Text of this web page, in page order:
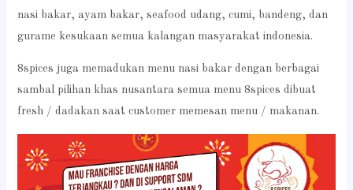
nasi bakar, ayam bakar, seafood udang, cumi, bandeng, dan
gurame kesukaan semua kalangan masyarakat indonesia.
8spices juga memadukan menu nasi bakar dengan berbagai
sambal pilihan khas nusantara semua menu 8spices dibuat
fresh / dadakan saat customer memesan menu / makanan.